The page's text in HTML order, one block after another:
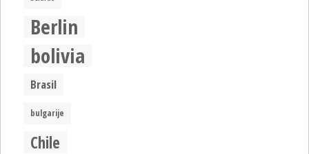
Berlin
bolivia
Brasil
bulgarije
Chile